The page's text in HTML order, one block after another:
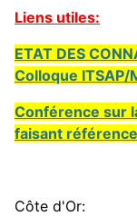
Liens utiles:
ETAT DES
Colloque
Conférence sur
faisant
Côte d'Or: